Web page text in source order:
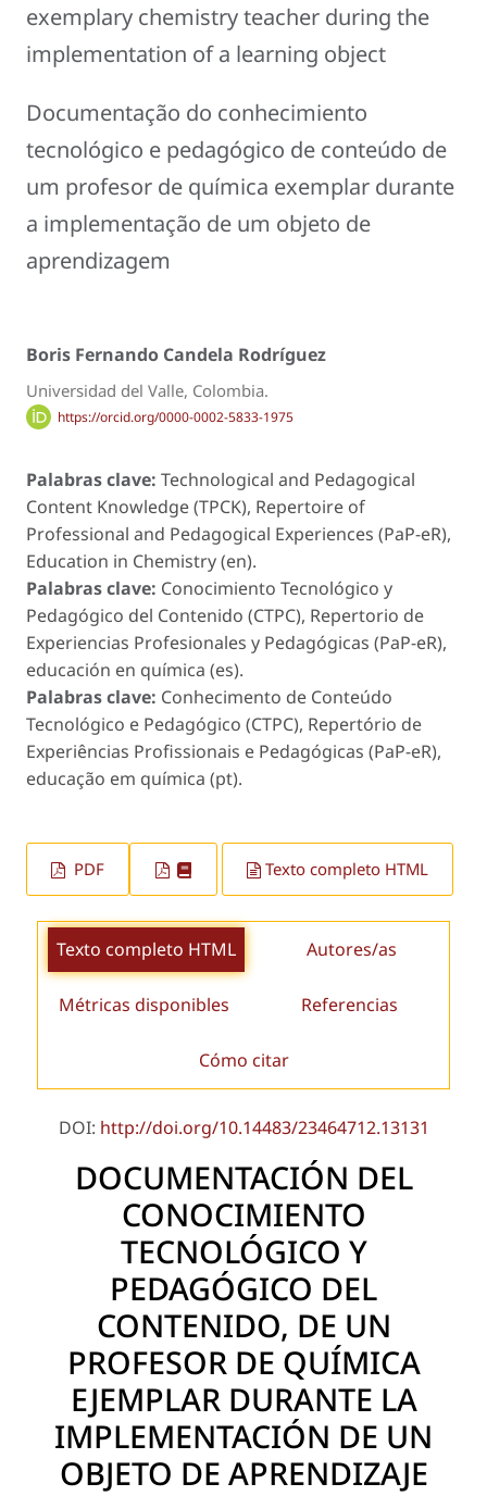
exemplary chemistry teacher during the
implementation of a learning object
Documentação do conhecimiento
tecnológico e pedagógico de conteúdo de
um profesor de química exemplar durante
a implementação de um objeto de
aprendizagem
Boris Fernando Candela Rodríguez
Universidad del Valle, Colombia.
https://orcid.org/0000-0002-5833-1975
Palabras clave: Technological and Pedagogical
Content Knowledge (TPCK), Repertoire of
Professional and Pedagogical Experiences (PaP-eR),
Education in Chemistry (en).
Palabras clave: Conocimiento Tecnológico y
Pedagógico del Contenido (CTPC), Repertorio de
Experiencias Profesionales y Pedagógicas (PaP-eR),
educación en química (es).
Palabras clave: Conhecimento de Conteúdo
Tecnológico e Pedagógico (CTPC), Repertório de
Experiências Profissionais e Pedagógicas (PaP-eR),
educação em química (pt).
PDF Texto completo HTML
Texto completo HTML Autores/as
Métricas disponibles Referencias
Cómo citar
DOI: http://doi.org/10.14483/23464712.13131
DOCUMENTACIÓN DEL
CONOCIMIENTO
TECNOLÓGICO Y
PEDAGÓGICO DEL
CONTENIDO, DE UN
PROFESOR DE QUÍMICA
EJEMPLAR DURANTE LA
IMPLEMENTACIÓN DE UN
OBJETO DE APRENDIZAJE